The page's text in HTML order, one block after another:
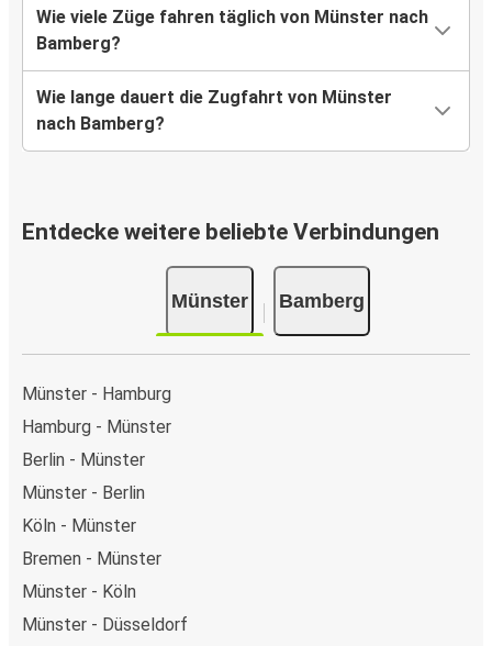
Wie viele Züge fahren täglich von Münster nach
Bamberg?
Wie lange dauert die Zugfahrt von Münster
nach Bamberg?
Entdecke weitere beliebte Verbindungen
Münster Bamberg
Münster - Hamburg
Hamburg - Münster
Berlin - Münster
Münster - Berlin
Köln - Münster
Bremen - Münster
Münster - Köln
Münster - Düsseldorf